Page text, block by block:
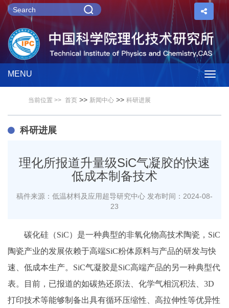
MENU
当前位置 >> 首页 >> 新闻中心 >> 科研进展
科研进展
理化所报道升量级SiC气凝胶的快速
低成本制备技术
稿件来源：低温材料及应用超导研究中心 发布时间：2024-08-
23
碳化硅（SiC）是一种典型的非氧化物高技术陶瓷，SiC
陶瓷产业的发展依赖于高端SiC粉体原料与产品的研发与快
速、低成本生产。SiC气凝胶是SiC高端产品的另一种典型代
表。目前，已报道的如碳热还原法、化学气相沉积法、3D
打印技术等能够制备出具有循环压缩性、高拉伸性等优异性